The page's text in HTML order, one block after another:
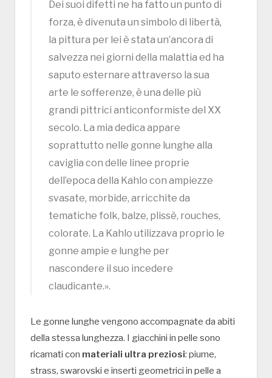
Dei suoi difetti ne ha fatto un punto di
forza, è divenuta un simbolo di libertà,
la pittura per lei è stata un’ancora di
salvezza nei giorni della malattia ed ha
saputo esternare attraverso la sua
arte le sofferenze, è una delle più
grandi pittrici anticonformiste del XX
secolo. La mia dedica appare
soprattutto nelle gonne lunghe alla
caviglia con delle linee proprie
dell’epoca della Kahlo con ampiezze
svasate, morbide, arricchite da
tematiche folk, balze, plissè, rouches,
colorate. La Kahlo utilizzava proprio le
gonne ampie e lunghe per
nascondere il suo incedere
claudicante.».
Le gonne lunghe vengono accompagnate da abiti
della stessa lunghezza. I giacchini in pelle sono
ricamati con materiali ultra preziosi: piume,
strass, swarovski e inserti geometrici in pelle a